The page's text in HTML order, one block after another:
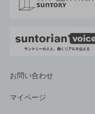
採用情報
お問い合わせ
マイページ